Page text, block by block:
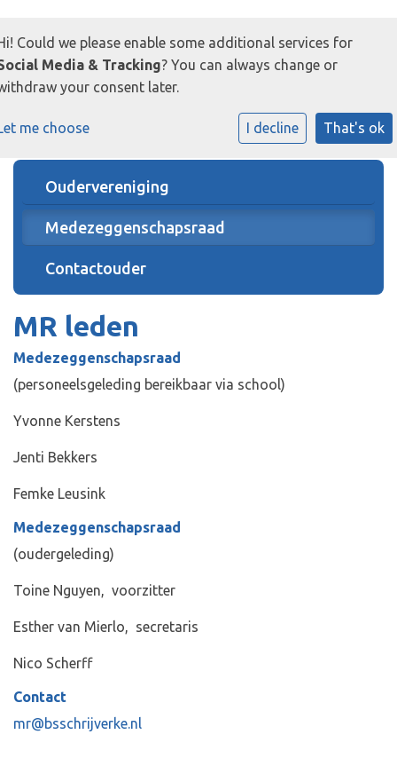
Oudervereniging
Medezeggenschapsraad
Contactouder
MR leden
Medezeggenschapsraad
(personeelsgeleding bereikbaar via school)
Yvonne Kerstens
Jenti Bekkers
Femke Leusink
Medezeggenschapsraad
(oudergeleding)
Toine Nguyen, voorzitter
Esther van Mierlo, secretaris
Nico Scherff
Contact
mr@bsschrijverke.nl
Could we please enable some additional services for
Media & Tracking? You can always change or
your consent later.
me choose I decline That's ok